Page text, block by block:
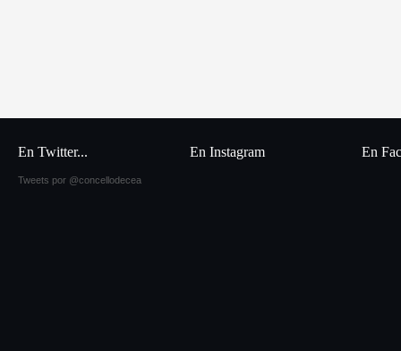
En Twitter...
Tweets por @concellodecea
En Instagram En